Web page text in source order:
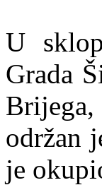
U
Grada
održan
je